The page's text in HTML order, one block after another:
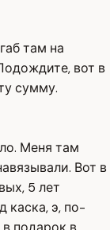
там на
вот в
сумму.
Меня там
Вот в
5 лет
каска, э, по-